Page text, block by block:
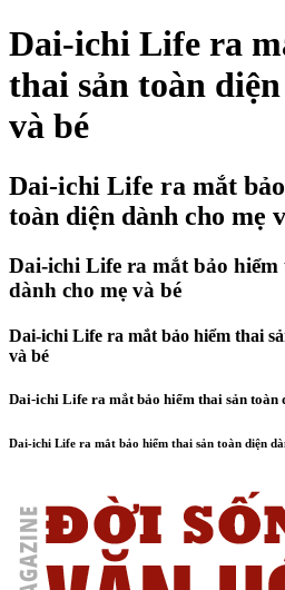
Dai-ichi Life ra
thai sản toàn
và bé
Dai-ichi Life ra mắt
toàn diện dành cho mẹ
Dai-ichi Life ra mắt bảo hiểm
dành cho mẹ và bé
Dai-ichi Life ra mắt bảo hiểm thai
và bé
Dai-ichi Life ra mắt bảo hiểm thai sản toàn
Dai-ichi Life ra mắt bảo hiểm thai sản toàn diện